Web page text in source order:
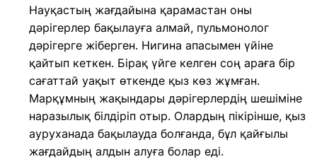
Науқастың жағдайына қарамастан оны
дәрігерлер бақылауға алмай, пульмонолог
дәрігерге жіберген. Нигина апасымен үйіне
қайтып кеткен. Бірақ үйге келген соң араға бір
сағаттай уақыт өткенде қыз көз жұмған.
Марқұмның жақындары дәрігерлердің шешіміне
наразылық білдіріп отыр. Олардың пікірінше, қыз
ауруханада бақылауда болғанда, бұл қайғылы
жағдайдың алдын алуға болар еді.